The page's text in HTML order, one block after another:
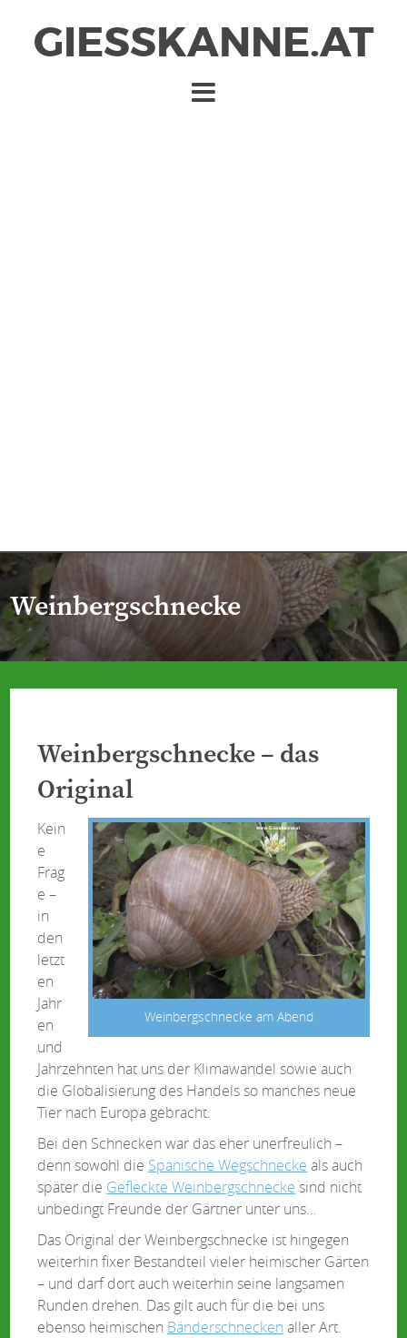
GIESSKANNE.AT
Weinbergschnecke
Weinbergschnecke – das
Original
Weinbergschnecke am Abend
Kein
e
Frag
e –
in
den
letzt
en
Jahr
en
und
Jahrzehnten hat uns der Klimawandel sowie auch
die Globalisierung des Handels so manches neue
Tier nach Europa gebracht.
Bei den Schnecken war das eher unerfreulich –
denn sowohl die Spanische Wegschnecke als auch
später die Gefleckte Weinbergschnecke sind nicht
unbedingt Freunde der Gärtner unter uns…
Das Original der Weinbergschnecke ist hingegen
weiterhin fixer Bestandteil vieler heimischer Gärten
– und darf dort auch weiterhin seine langsamen
Runden drehen. Das gilt auch für die bei uns
ebenso heimischen Bänderschnecken aller Art.